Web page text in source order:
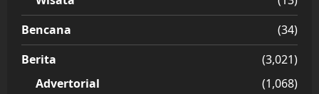
Bencana
(34)
Berita
(3,021)
Advertorial
(1,068)